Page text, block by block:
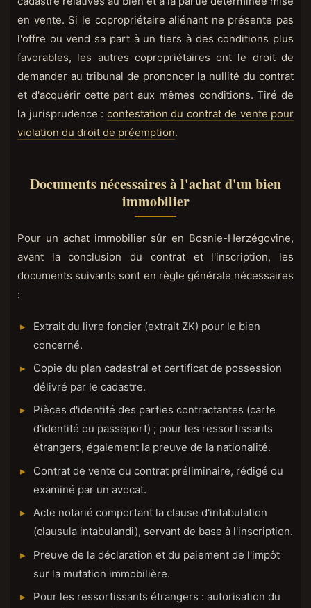
en vente. Si le copropriétaire aliénant ne présente pas
l'offre ou vend sa part à un tiers à des conditions plus
favorables, les autres copropriétaires ont le droit de
demander au tribunal de prononcer la nullité du contrat
et d'acquérir cette part aux mêmes conditions. Tiré de
la jurisprudence : contestation du contrat de vente pour
violation du droit de préemption.
Documents nécessaires à l'achat d'un bien
immobilier
Pour un achat immobilier sûr en Bosnie-Herzégovine,
avant la conclusion du contrat et l'inscription, les
documents suivants sont en règle générale nécessaires
:
Extrait du livre foncier (extrait ZK) pour le bien
concerné.
Copie du plan cadastral et certificat de possession
délivré par le cadastre.
Pièces d'identité des parties contractantes (carte
d'identité ou passeport) ; pour les ressortissants
étrangers, également la preuve de la nationalité.
Contrat de vente ou contrat préliminaire, rédigé ou
examiné par un avocat.
Acte notarié comportant la clause d'intabulation
(clausula intabulandi), servant de base à l'inscription.
Preuve de la déclaration et du paiement de l'impôt
sur la mutation immobilière.
Pour les ressortissants étrangers : autorisation du